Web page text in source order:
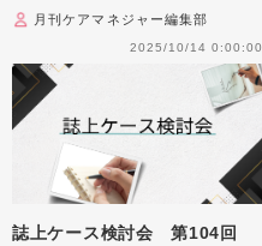
月刊ケアマネジャー編集部
2025/10/14 0:00:00
誌上ケース検討会 第104回